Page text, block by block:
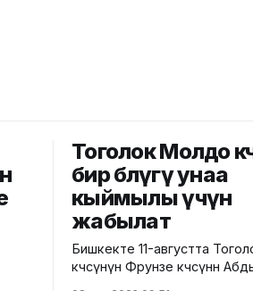
Тоголок Молдо
бир бөлүгү унаа
кыймылы үчүн
жабылат
Бишкекте 11-августта
көчөсүнүн Фрунзе көчөсүнөн